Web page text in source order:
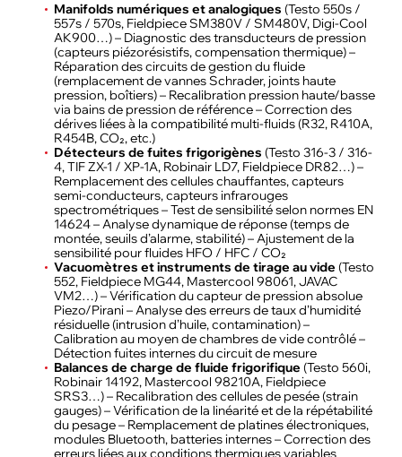
Manifolds numériques et analogiques (Testo 550s /
557s / 570s, Fieldpiece SM380V / SM480V, Digi-Cool
AK900…) – Diagnostic des transducteurs de pression
(capteurs piézorésistifs, compensation thermique) –
Réparation des circuits de gestion du fluide
(remplacement de vannes Schrader, joints haute
pression, boîtiers) – Recalibration pression haute/basse
via bains de pression de référence – Correction des
dérives liées à la compatibilité multi-fluids (R32, R410A,
R454B, CO₂, etc.)
Détecteurs de fuites frigorigènes (Testo 316-3 / 316-
4, TIF ZX-1 / XP-1A, Robinair LD7, Fieldpiece DR82…) –
Remplacement des cellules chauffantes, capteurs
semi-conducteurs, capteurs infrarouges
spectrométriques – Test de sensibilité selon normes EN
14624 – Analyse dynamique de réponse (temps de
montée, seuils d’alarme, stabilité) – Ajustement de la
sensibilité pour fluides HFO / HFC / CO₂
Vacuomètres et instruments de tirage au vide (Testo
552, Fieldpiece MG44, Mastercool 98061, JAVAC
VM2…) – Vérification du capteur de pression absolue
Piezo/Pirani – Analyse des erreurs de taux d’humidité
résiduelle (intrusion d’huile, contamination) –
Calibration au moyen de chambres de vide contrôlé –
Détection fuites internes du circuit de mesure
Balances de charge de fluide frigorifique (Testo 560i,
Robinair 14192, Mastercool 98210A, Fieldpiece
SRS3…) – Recalibration des cellules de pesée (strain
gauges) – Vérification de la linéarité et de la répétabilité
du pesage – Remplacement de platines électroniques,
modules Bluetooth, batteries internes – Correction des